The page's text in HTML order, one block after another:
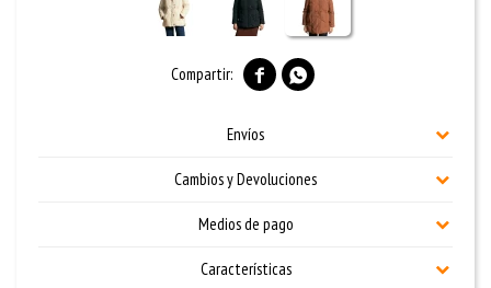
 
Envíos
Cambios y Devoluciones
Medios de pago
Características